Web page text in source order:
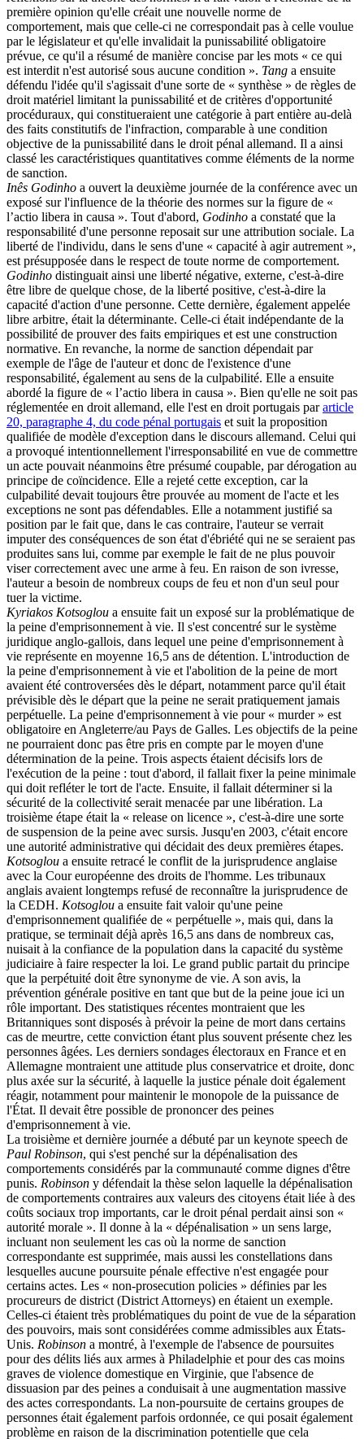
première opinion qu'elle créait une nouvelle norme de
comportement, mais que celle-ci ne correspondait pas à celle voulue
par le législateur et qu'elle invalidait la punissabilité obligatoire
prévue, ce qu'il a résumé de manière concise par les mots « ce qui
est interdit n'est autorisé sous aucune condition ». Tang a ensuite
défendu l'idée qu'il s'agissait d'une sorte de « synthèse » de règles de
droit matériel limitant la punissabilité et de critères d'opportunité
procéduraux, qui constitueraient une catégorie à part entière au-delà
des faits constitutifs de l'infraction, comparable à une condition
objective de la punissabilité dans le droit pénal allemand. Il a ainsi
classé les caractéristiques quantitatives comme éléments de la norme
de sanction.
Inês Godinho a ouvert la deuxième journée de la conférence avec un
exposé sur l'influence de la théorie des normes sur la figure de «
l’actio libera in causa ». Tout d'abord, Godinho a constaté que la
responsabilité d'une personne reposait sur une attribution sociale. La
liberté de l'individu, dans le sens d'une « capacité à agir autrement »,
est présupposée dans le respect de toute norme de comportement.
Godinho distinguait ainsi une liberté négative, externe, c'est-à-dire
être libre de quelque chose, de la liberté positive, c'est-à-dire la
capacité d'action d'une personne. Cette dernière, également appelée
libre arbitre, était la déterminante. Celle-ci était indépendante de la
possibilité de prouver des faits empiriques et est une construction
normative. En revanche, la norme de sanction dépendait par
exemple de l'âge de l'auteur et donc de l'existence d'une
responsabilité, également au sens de la culpabilité. Elle a ensuite
abordé la figure de « l’actio libera in causa ». Bien qu'elle ne soit pas
réglementée en droit allemand, elle l'est en droit portugais pararticle
20, paragraphe 4, du code pénal portugais et suit la proposition
qualifiée de modèle d'exception dans le discours allemand. Celui qui
a provoqué intentionnellement l'irresponsabilité en vue de commettre
un acte pouvait néanmoins être présumé coupable, par dérogation au
principe de coïncidence. Elle a rejeté cette exception, car la
culpabilité devait toujours être prouvée au moment de l'acte et les
exceptions ne sont pas défendables. Elle a notamment justifié sa
position par le fait que, dans le cas contraire, l'auteur se verrait
imputer des conséquences de son état d'ébriété qui ne se seraient pas
produites sans lui, comme par exemple le fait de ne plus pouvoir
viser correctement avec une arme à feu. En raison de son ivresse,
l'auteur a besoin de nombreux coups de feu et non d'un seul pour
tuer la victime.
Kyriakos Kotsoglou a ensuite fait un exposé sur la problématique de
la peine d'emprisonnement à vie. Il s'est concentré sur le système
juridique anglo-gallois, dans lequel une peine d'emprisonnement à
vie représente en moyenne 16,5 ans de détention. L'introduction de
la peine d'emprisonnement à vie et l'abolition de la peine de mort
avaient été controversées dès le départ, notamment parce qu'il était
prévisible dès le départ que la peine ne serait pratiquement jamais
perpétuelle. La peine d'emprisonnement à vie pour « murder » est
obligatoire en Angleterre/au Pays de Galles. Les objectifs de la peine
ne pourraient donc pas être pris en compte par le moyen d'une
détermination de la peine. Trois aspects étaient décisifs lors de
l'exécution de la peine : tout d'abord, il fallait fixer la peine minimale
qui doit refléter le tort de l'acte. Ensuite, il fallait déterminer si la
sécurité de la collectivité serait menacée par une libération. La
troisième étape était la « release on licence », c'est-à-dire une sorte
de suspension de la peine avec sursis. Jusqu'en 2003, c'était encore
une autorité administrative qui décidait des deux premières étapes.
Kotsoglou a ensuite retracé le conflit de la jurisprudence anglaise
avec la Cour européenne des droits de l'homme. Les tribunaux
anglais avaient longtemps refusé de reconnaître la jurisprudence de
la CEDH. Kotsoglou a ensuite fait valoir qu'une peine
d'emprisonnement qualifiée de « perpétuelle », mais qui, dans la
pratique, se terminait déjà après 16,5 ans dans de nombreux cas,
nuisait à la confiance de la population dans la capacité du système
judiciaire à faire respecter la loi. Le grand public partait du principe
que la perpétuité doit être synonyme de vie. A son avis, la
prévention générale positive en tant que but de la peine joue ici un
rôle important. Des statistiques récentes montraient que les
Britanniques sont disposés à prévoir la peine de mort dans certains
cas de meurtre, cette conviction étant plus souvent présente chez les
personnes âgées. Les derniers sondages électoraux en France et en
Allemagne montraient une attitude plus conservatrice et droite, donc
plus axée sur la sécurité, à laquelle la justice pénale doit également
réagir, notamment pour maintenir le monopole de la puissance de
l'État. Il devait être possible de prononcer des peines
d'emprisonnement à vie.
La troisième et dernière journée a débuté par un keynote speech de
Paul Robinson, qui s'est penché sur la dépénalisation des
comportements considérés par la communauté comme dignes d'être
punis. Robinson y défendait la thèse selon laquelle la dépénalisation
de comportements contraires aux valeurs des citoyens était liée à des
coûts sociaux trop importants, car le droit pénal perdait ainsi son «
autorité morale ». Il donne à la « dépénalisation » un sens large,
incluant non seulement les cas où la norme de sanction
correspondante est supprimée, mais aussi les constellations dans
lesquelles aucune poursuite pénale effective n'est engagée pour
certains actes. Les « non-prosecution policies » définies par les
procureurs de district (District Attorneys) en étaient un exemple.
Celles-ci étaient très problématiques du point de vue de la séparation
des pouvoirs, mais sont considérées comme admissibles aux États-
Unis. Robinson a montré, à l'exemple de l'absence de poursuites
pour des délits liés aux armes à Philadelphie et pour des cas moins
graves de violence domestique en Virginie, que l'absence de
dissuasion par des peines a conduisait à une augmentation massive
des actes correspondants. La non-poursuite de certains groupes de
personnes était également parfois ordonnée, ce qui posait également
problème en raison de la discrimination potentielle que cela